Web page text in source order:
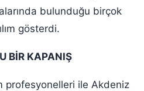
bulunduğu birçok
gösterdi.
BİR KAPANIŞ
profesyonelleri ile Akdeniz